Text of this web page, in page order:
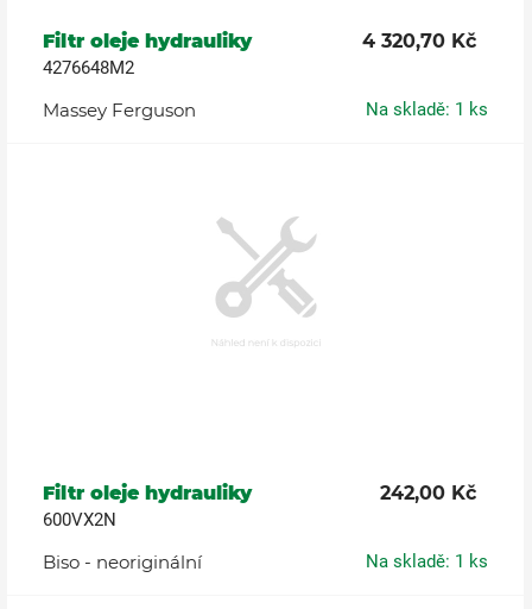
Filtr oleje hydrauliky 4 320,70 Kč
4276648M2
Massey Ferguson Na skladě: 1 ks
Filtr oleje hydrauliky 242,00 Kč
600VX2N
Biso - neoriginální Na skladě: 1 ks